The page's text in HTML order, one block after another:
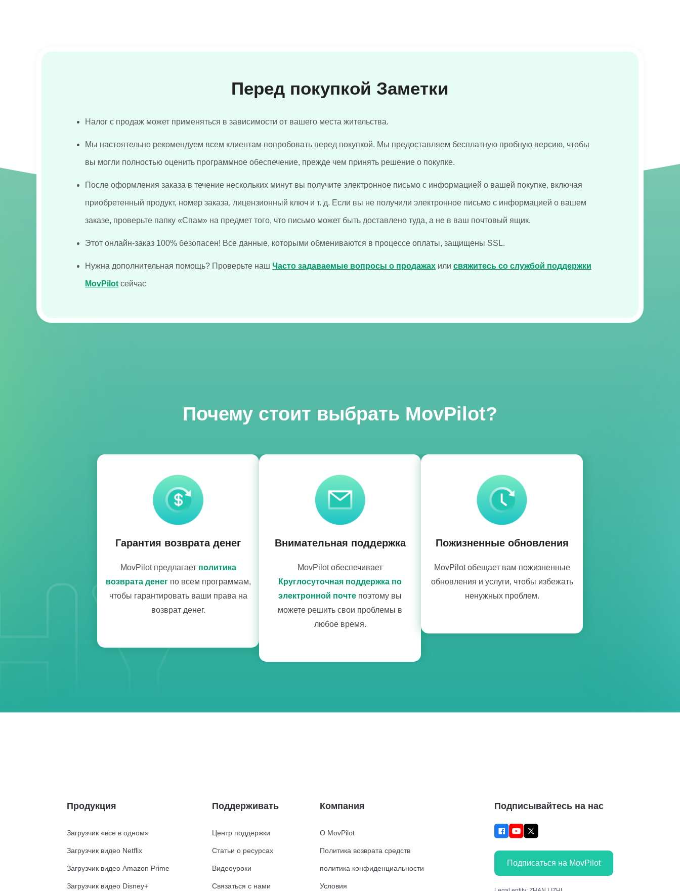
Перед покупкой Заметки
Налог с продаж может применяться в зависимости от вашего места жительства.
Мы настоятельно рекомендуем всем клиентам попробовать перед покупкой. Мы предоставляем бесплатную пробную версию, чтобы
вы могли полностью оценить программное обеспечение, прежде чем принять решение о покупке.
После оформления заказа в течение нескольких минут вы получите электронное письмо с информацией о вашей покупке, включая
приобретенный продукт, номер заказа, лицензионный ключ и т. д. Если вы не получили электронное письмо с информацией о вашем
заказе, проверьте папку «Спам» на предмет того, что письмо может быть доставлено туда, а не в ваш почтовый ящик.
Этот онлайн-заказ 100% безопасен! Все данные, которыми обмениваются в процессе оплаты, защищены SSL.
Нужна дополнительная помощь? Проверьте наш Часто задаваемые вопросы о продажах или свяжитесь со службой поддержки
MovPilot сейчас
Почему стоит выбрать MovPilot?
Гарантия возврата денег
MovPilot предлагает политика
возврата денегпо всем программам,
чтобы гарантировать ваши права на
возврат денег.
Внимательная поддержка
MovPilot обеспечивает
Круглосуточная поддержка по
электронной почте поэтому вы
можете решить свои проблемы в
любое время.
Пожизненные обновления
MovPilot обещает вам пожизненные
обновления и услуги, чтобы избежать
ненужных проблем.
Продукция
Загрузчик «все в одном»
Загрузчик видео Netflix
Загрузчик видео Amazon Prime
Загрузчик видео Disney+
Поддерживать
Центр поддержки
Статьи о ресурсах
Видеоуроки
Связаться с нами
Компания
О MovPilot
Политика возврата средств
политика конфиденциальности
Условия
Подписывайтесь на нас
Подписаться на MovPilot